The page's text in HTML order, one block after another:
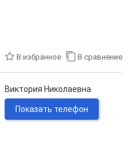
В избранное В сравнение
Виктория Николаевна
Показать телефон